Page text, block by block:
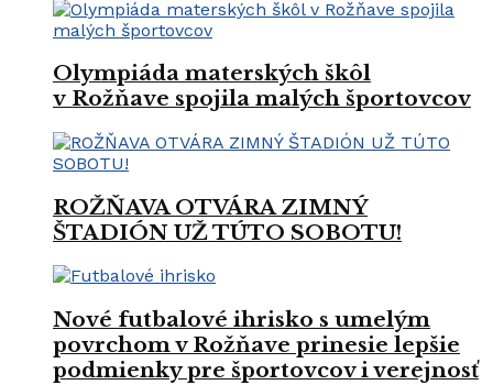
Olympiáda materských škôl
v Rožňave spojila malých športovcov
ROŽŇAVA OTVÁRA ZIMNÝ
ŠTADIÓN UŽ TÚTO SOBOTU!
Nové futbalové ihrisko s umelým
povrchom v Rožňave prinesie lepšie
podmienky pre športovcov i verejnosť